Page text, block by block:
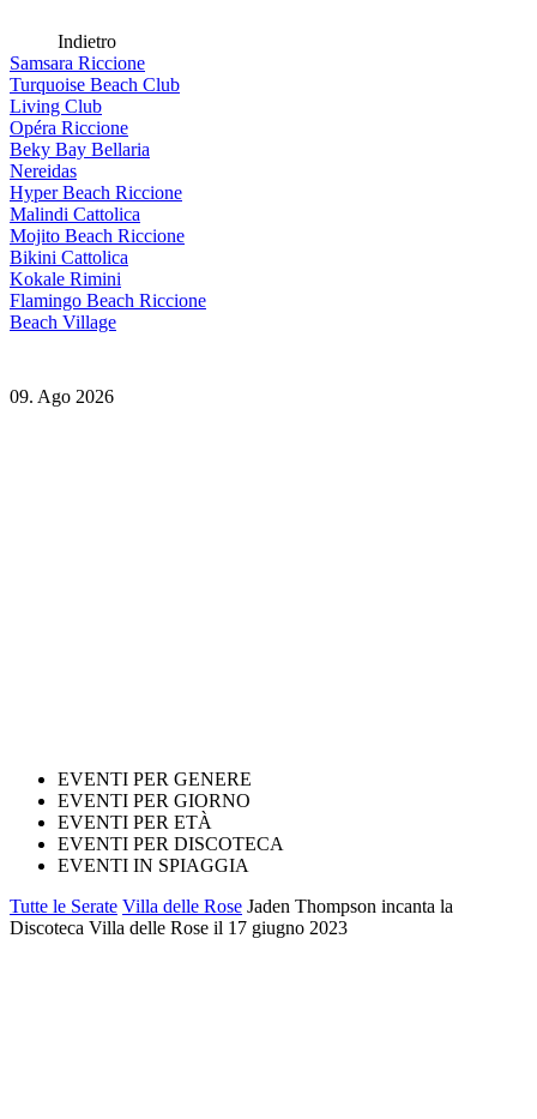
Indietro
Samsara Riccione
Turquoise Beach Club
Living Club
Opéra Riccione
Beky Bay Bellaria
Nereidas
Hyper Beach Riccione
Malindi Cattolica
Mojito Beach Riccione
Bikini Cattolica
Kokale Rimini
Flamingo Beach Riccione
Beach Village
09. Ago 2026
EVENTI PER GENERE
EVENTI PER GIORNO
EVENTI PER ETÀ
EVENTI PER DISCOTECA
EVENTI IN SPIAGGIA
Tutte le Serate Villa delle Rose Jaden Thompson incanta la
Discoteca Villa delle Rose il 17 giugno 2023